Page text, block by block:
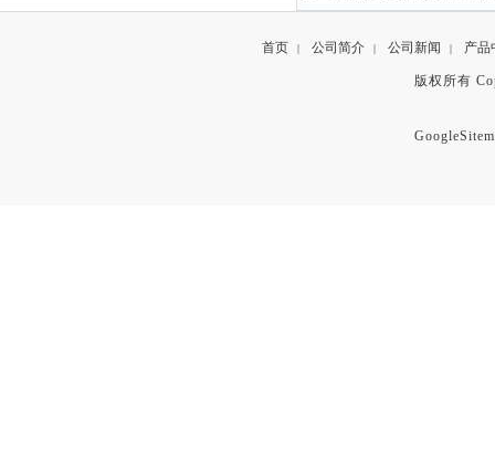
首页 | 公司简介 | 公司新闻 | 产品
版权所有